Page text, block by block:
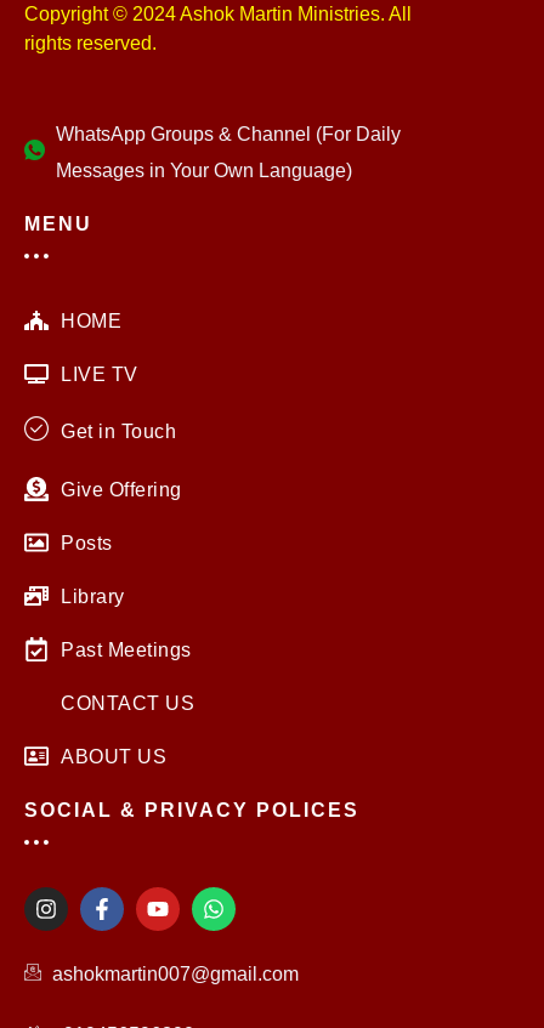
Copyright © 2024 Ashok Martin Ministries. All
rights reserved.
WhatsApp Groups & Channel (For Daily
Messages in Your Own Language)
MENU
HOME
LIVE TV
Get in Touch
Give Offering
Posts
Library
Past Meetings
CONTACT US
ABOUT US
SOCIAL & PRIVACY POLICES
I
n
a
F
a
b
Y
o
t
u
W
h
s
ashokmartin007@gmail.com